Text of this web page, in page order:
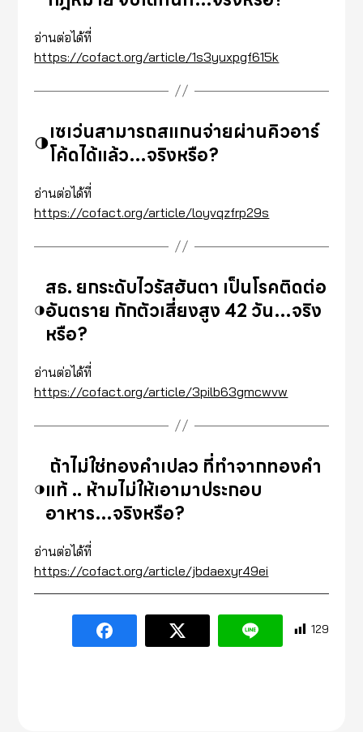
อ่านต่อได้ที่
https://cofact.org/article/1s3yuxpgf615k
เซเว่นสามารถสแกนจ่ายผ่านคิวอาร์
โค้ดได้แล้ว…จริงหรือ?
อ่านต่อได้ที่
https://cofact.org/article/loyvqzfrp29s
สธ. ยกระดับไวรัสฮันตา เป็นโรคติดต่อ
อันตราย กักตัวเสี่ยงสูง 42 วัน…จริง
หรือ?
อ่านต่อได้ที่
https://cofact.org/article/3pilb63gmcwvw
ถ้าไม่ใช่ทองคำเปลว ที่ทำจากทองคำ
แท้ .. ห้ามไม่ให้เอามาประกอบ
อาหาร…จริงหรือ?
อ่านต่อได้ที่
https://cofact.org/article/jbdaexyr49ei
129